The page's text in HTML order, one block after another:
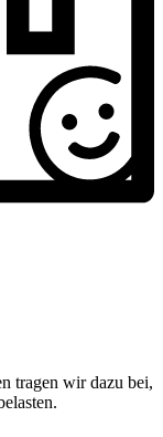
tragen wir dazu bei,